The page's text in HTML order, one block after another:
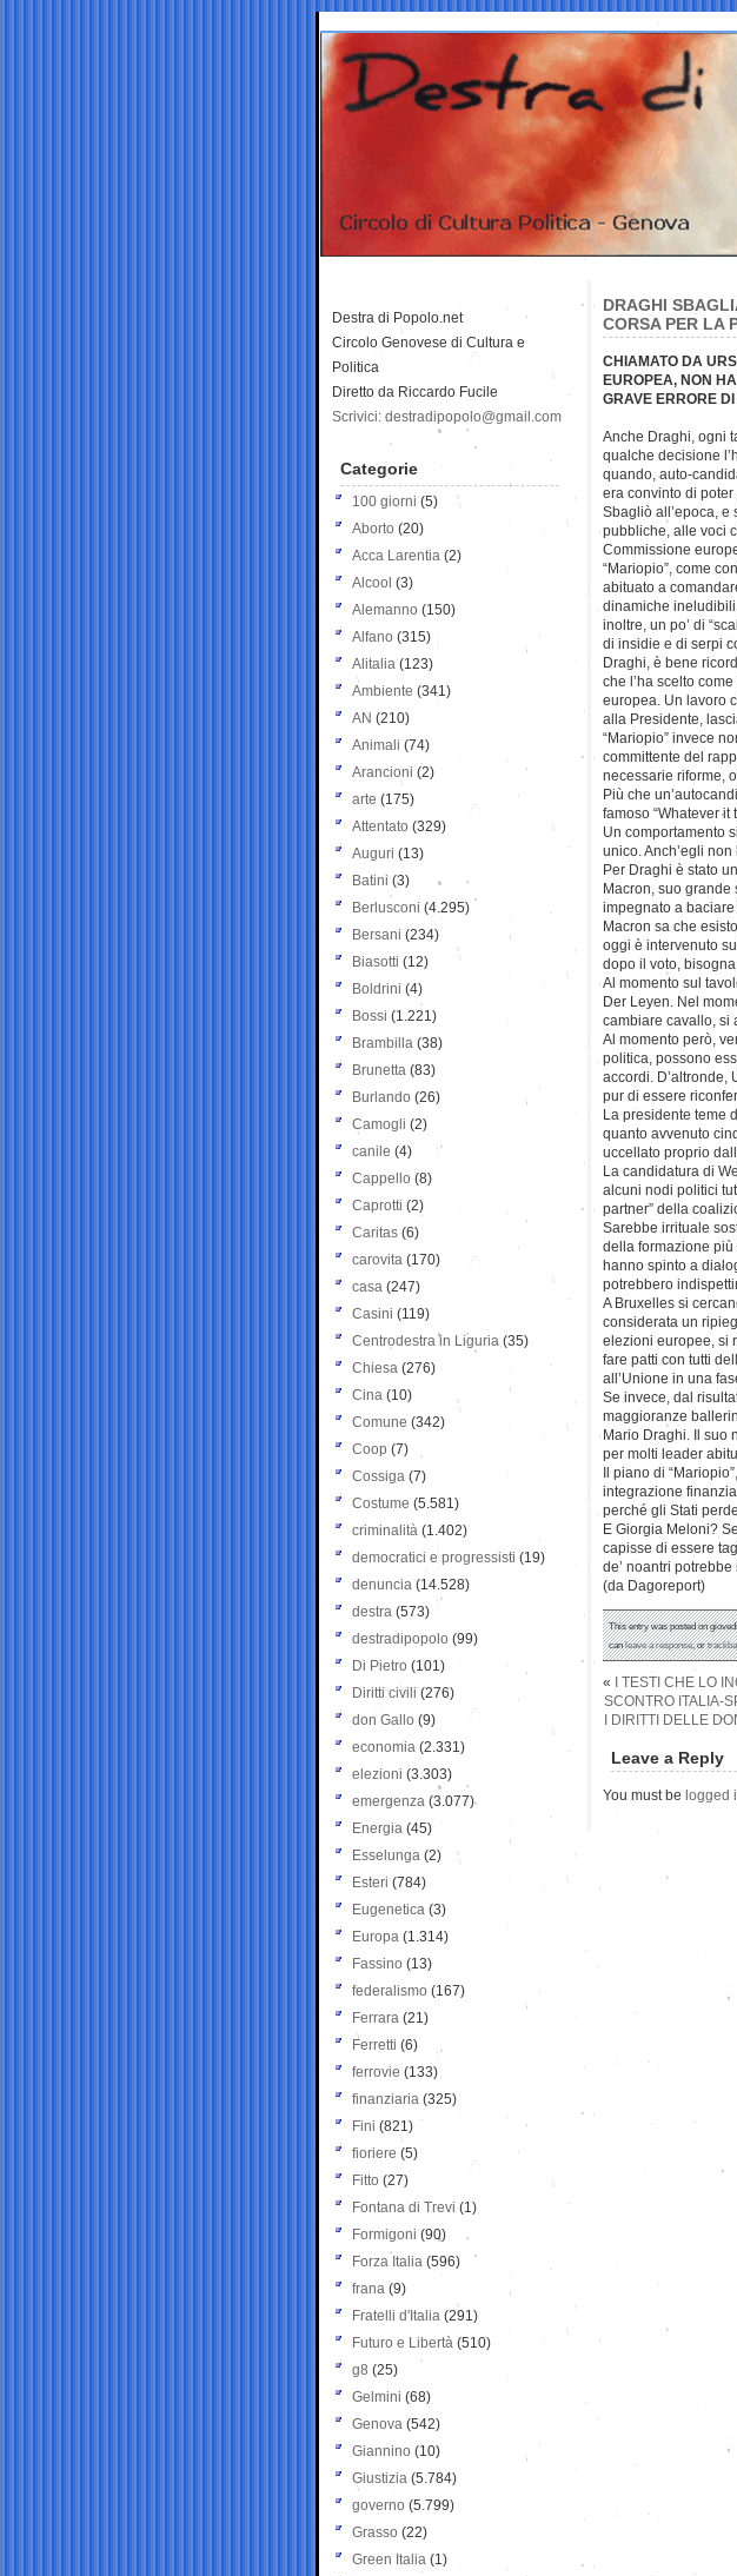
DRAGHI
CORSA PER LA
CHIAMATO DA
EUROPEA, NON
GRAVE ERRORE
Anche Draghi, ogni
qualche decisione
quando, auto-
era convinto di
Sbagliò all’epoca, e
pubbliche, alle voci
Commissione
“Mariopio”, come
abituato a
dinamiche
inoltre, un po’ di
di insidie e di serpi
Draghi, è bene
che l’ha scelto
europea. Un lavoro
alla Presidente,
“Mariopio” invece
committente del
necessarie riforme,
Più che
famoso “Whatever it
Un comportamento
unico. Anch’egli
Per Draghi è stato
Macron, suo grande
impegnato a
Macron sa che
oggi è intervenuto
dopo il voto,
Al momento sul
Der Leyen. Nel
cambiare cavallo, si
Al momento però,
politica, possono
accordi. D’altronde,
pur di essere
La presidente teme
quanto avvenuto
uccellato proprio
La candidatura di
alcuni nodi politici
partner” della
Sarebbe irrituale
della formazione
hanno spinto a
potrebbero
A Bruxelles si
considerata un
elezioni europee, si
fare patti con tutti
all’Unione in una
Se invece, dal
maggioranze
Mario Draghi. Il suo
per molti leader
Il piano di
integrazione
perché gli Stati
E Giorgia Meloni?
capisse di essere
de’ noantri
(da Dagoreport)
This entry was posted on
canleave a response, or
«
I TESTI CHE LO
SCONTRO ITALIA-
I DIRITTI DELLE
Leave a Reply
You must be logged
Destra di Popolo.net
Circolo Genovese di Cultura e
Politica
Diretto da Riccardo Fucile
Scrivici: destradipopolo@gmail.com
Categorie
100 giorni (5)
Aborto (20)
Acca Larentia (2)
Alcool (3)
Alemanno (150)
Alfano (315)
Alitalia (123)
Ambiente (341)
AN (210)
Animali (74)
Arancioni (2)
arte (175)
Attentato (329)
Auguri (13)
Batini (3)
Berlusconi (4.295)
Bersani (234)
Biasotti (12)
Boldrini (4)
Bossi (1.221)
Brambilla (38)
Brunetta (83)
Burlando (26)
Camogli (2)
canile (4)
Cappello (8)
Caprotti (2)
Caritas (6)
carovita (170)
casa (247)
Casini (119)
Centrodestra in Liguria (35)
Chiesa (276)
Cina (10)
Comune (342)
Coop (7)
Cossiga (7)
Costume (5.581)
criminalità (1.402)
democratici e progressisti (19)
denuncia (14.528)
destra (573)
destradipopolo (99)
Di Pietro (101)
Diritti civili (276)
don Gallo (9)
economia (2.331)
elezioni (3.303)
emergenza (3.077)
Energia (45)
Esselunga (2)
Esteri (784)
Eugenetica (3)
Europa (1.314)
Fassino (13)
federalismo (167)
Ferrara (21)
Ferretti (6)
ferrovie (133)
finanziaria (325)
Fini (821)
fioriere (5)
Fitto (27)
Fontana di Trevi (1)
Formigoni (90)
Forza Italia (596)
frana (9)
Fratelli d'Italia (291)
Futuro e Libertà (510)
g8 (25)
Gelmini (68)
Genova (542)
Giannino (10)
Giustizia (5.784)
governo (5.799)
Grasso (22)
Green Italia (1)